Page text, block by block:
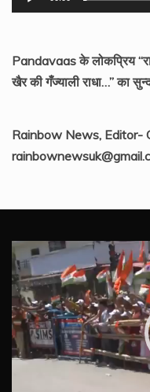
Pandavaas के लोकप्रिय
खैर की गँज्याली राधा…” का
Rainbow News, Editor-
Video
Player